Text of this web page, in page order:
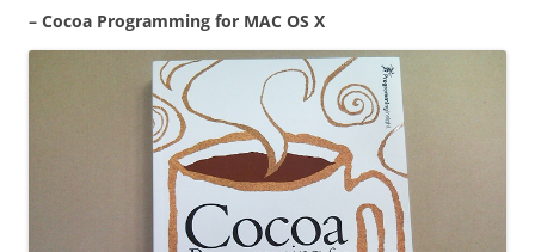
– Cocoa Programming for MAC OS X